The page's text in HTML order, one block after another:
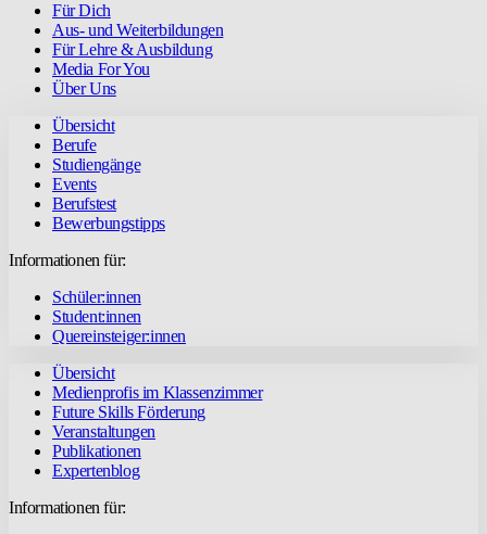
Für Dich
Aus- und Weiterbildungen
Für Lehre & Ausbildung
Media For You
Über Uns
Übersicht
Berufe
Studiengänge
Events
Berufstest
Bewerbungstipps
Informationen für:
Schüler:innen
Student:innen
Quereinsteiger:innen
Übersicht
Medienprofis im Klassenzimmer
Future Skills Förderung
Veranstaltungen
Publikationen
Expertenblog
Informationen für: